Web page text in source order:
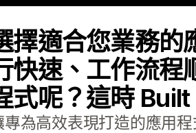
擇適合您業務的
快速、工作流程
式呢？這時
專為高效表現打造的應用